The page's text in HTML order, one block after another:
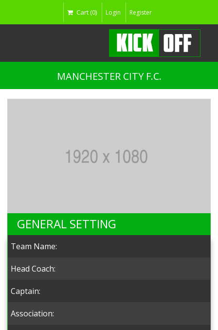
Cart (0) Login Register
MANCHESTER CITY F.C.
GENERAL SETTING
Team Name:
Head Coach:
Captain:
Association: